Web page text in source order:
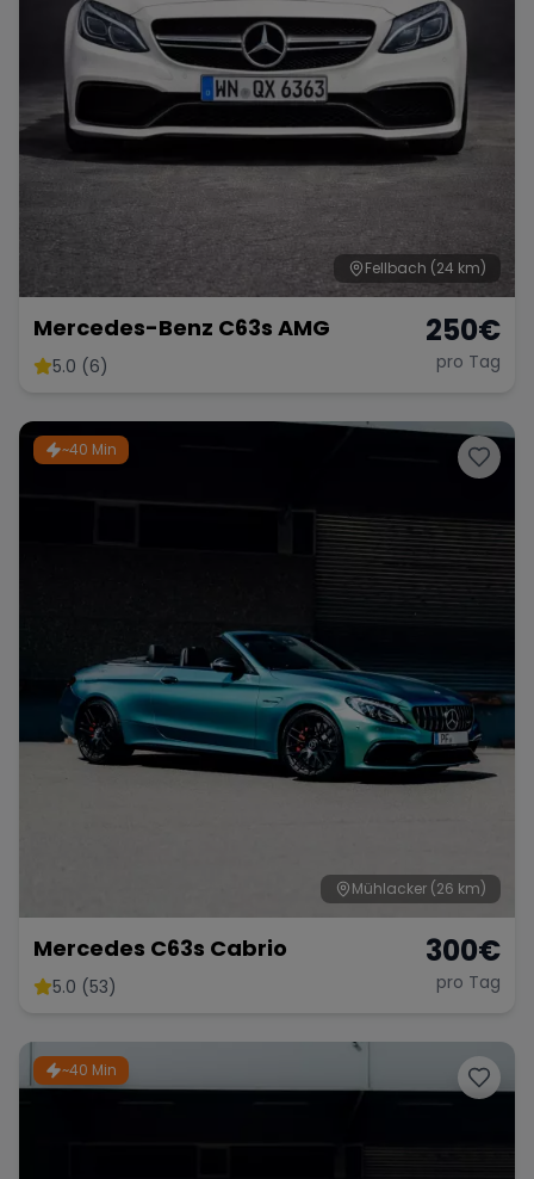
Fellbach (24 km)
Mercedes-Benz C63s AMG
5.0 (6)
250€
pro Tag
~40 Min
Mühlacker (26 km)
Mercedes C63s Cabrio
5.0 (53)
300€
pro Tag
~40 Min